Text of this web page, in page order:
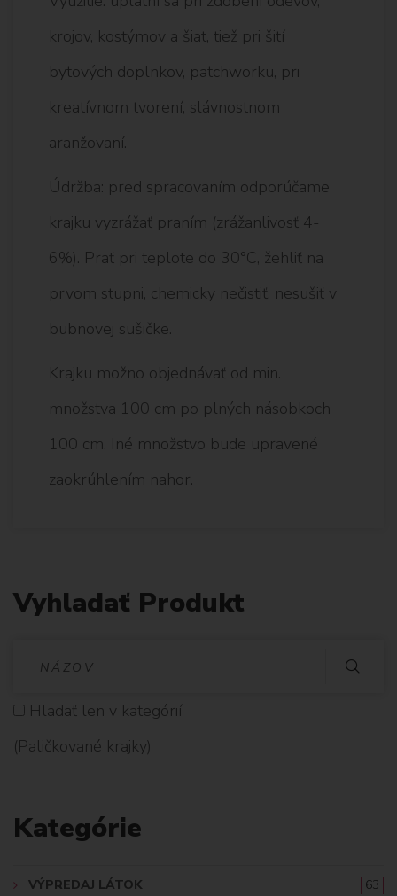
krojov, kostýmov a šiat, tiež pri šití
bytových doplnkov, patchworku, pri
kreatívnom tvorení, slávnostnom
aranžovaní.
Údržba: pred spracovaním odporúčame
krajku vyzrážať praním (zrážanlivosť 4-
6%). Prať pri teplote do 30°C, žehliť na
prvom stupni, chemicky nečistiť, nesušiť v
bubnovej sušičke.
Krajku možno objednávať od min.
množstva 100 cm po plných násobkoch
100 cm. Iné množstvo bude upravené
zaokrúhlením nahor.
Vyhladať Produkt
D
Hladať len v kategórií
(Paličkované krajky)
Kategórie
VÝPREDAJ LÁTOK 63